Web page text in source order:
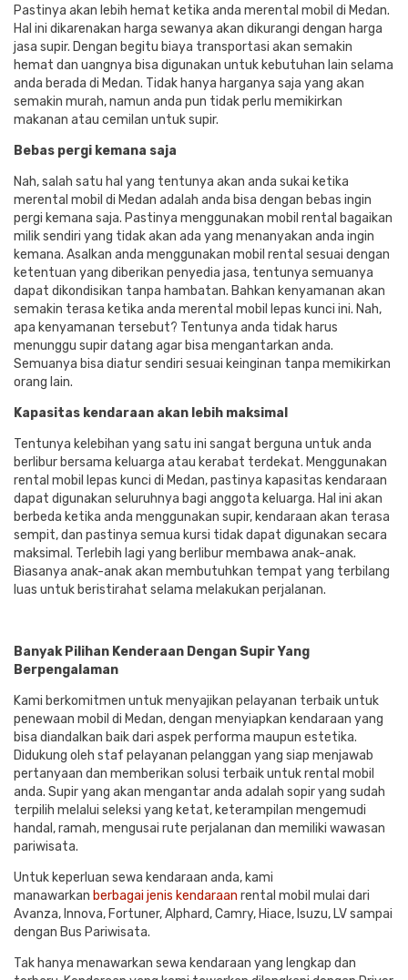
Pastinya akan lebih hemat ketika anda merental mobil di Medan.
Hal ini dikarenakan harga sewanya akan dikurangi dengan harga
jasa supir. Dengan begitu biaya transportasi akan semakin
hemat dan uangnya bisa digunakan untuk kebutuhan lain selama
anda berada di Medan. Tidak hanya harganya saja yang akan
semakin murah, namun anda pun tidak perlu memikirkan
makanan atau cemilan untuk supir.
Bebas pergi kemana saja
Nah, salah satu hal yang tentunya akan anda sukai ketika
merental mobil di Medan adalah anda bisa dengan bebas ingin
pergi kemana saja. Pastinya menggunakan mobil rental bagaikan
milik sendiri yang tidak akan ada yang menanyakan anda ingin
kemana. Asalkan anda menggunakan mobil rental sesuai dengan
ketentuan yang diberikan penyedia jasa, tentunya semuanya
dapat dikondisikan tanpa hambatan. Bahkan kenyamanan akan
semakin terasa ketika anda merental mobil lepas kunci ini. Nah,
apa kenyamanan tersebut? Tentunya anda tidak harus
menunggu supir datang agar bisa mengantarkan anda.
Semuanya bisa diatur sendiri sesuai keinginan tanpa memikirkan
orang lain.
Kapasitas kendaraan akan lebih maksimal
Tentunya kelebihan yang satu ini sangat berguna untuk anda
berlibur bersama keluarga atau kerabat terdekat. Menggunakan
rental mobil lepas kunci di Medan, pastinya kapasitas kendaraan
dapat digunakan seluruhnya bagi anggota keluarga. Hal ini akan
berbeda ketika anda menggunakan supir, kendaraan akan terasa
sempit, dan pastinya semua kursi tidak dapat digunakan secara
maksimal. Terlebih lagi yang berlibur membawa anak-anak.
Biasanya anak-anak akan membutuhkan tempat yang terbilang
luas untuk beristirahat selama melakukan perjalanan.
Banyak Pilihan Kenderaan Dengan Supir Yang
Berpengalaman
Kami berkomitmen untuk menyajikan pelayanan terbaik untuk
penewaan mobil di Medan, dengan menyiapkan kendaraan yang
bisa diandalkan baik dari aspek performa maupun estetika.
Didukung oleh staf pelayanan pelanggan yang siap menjawab
pertanyaan dan memberikan solusi terbaik untuk rental mobil
anda. Supir yang akan mengantar anda adalah sopir yang sudah
terpilih melalui seleksi yang ketat, keterampilan mengemudi
handal, ramah, mengusai rute perjalanan dan memiliki wawasan
pariwisata.
Untuk keperluan sewa kendaraan anda, kami
manawarkan berbagai jenis kendaraan rental mobil mulai dari
Avanza, Innova, Fortuner, Alphard, Camry, Hiace, Isuzu, LV sampai
dengan Bus Pariwisata.
Tak hanya menawarkan sewa kendaraan yang lengkap dan